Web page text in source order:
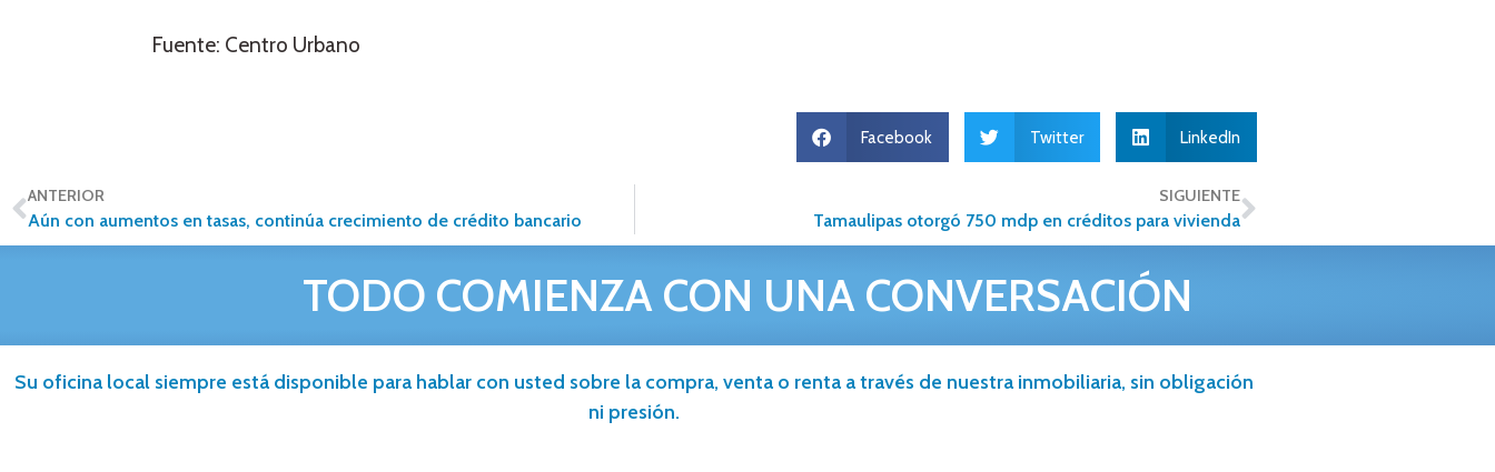
Fuente: Centro Urbano
Facebook Twitter LinkedIn
ANTERIOR
Aún con aumentos en tasas, continúa crecimiento de crédito bancario
SIGUIENTE
Tamaulipas otorgó 750 mdp en créditos para vivienda
TODO COMIENZA CON UNA CONVERSACIÓN
Su oficina local siempre está disponible para hablar con usted sobre la compra, venta o renta a través de nuestra inmobiliaria, sin obligación
ni presión.